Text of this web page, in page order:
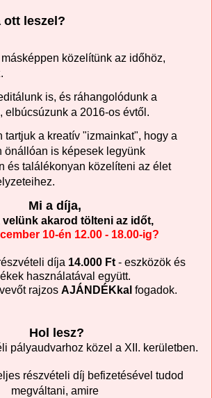
ott leszel?
közelítünk az időhöz,
is, és ráhangolódunk a
elbúcsúzunk a 2016-os évtől.
tartjuk a kreatív "izmainkat", hogy a
önállóan is képesek legyünk
és találékonyan közelíteni az élet
Mi a díja,
velünk akarod tölteni az időt,
10-én 12.00 - 18.00-ig?
díja 14.000 Ft - eszközök és
használatával együtt.
rajzos AJÁNDÉKkal fogadok.
Hol lesz?
pályaudvarhoz közel a XII. kerületben.
részvételi díj befizetésével tudod
megváltani, amire